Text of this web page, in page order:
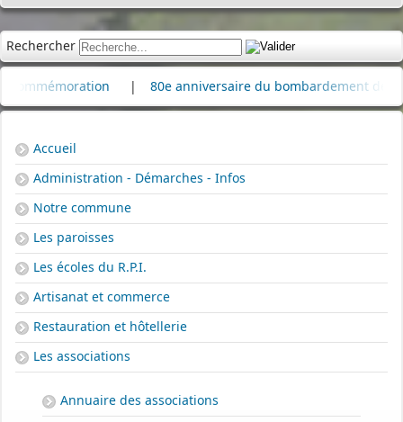
Rechercher
| 80e anniversaire du bombardement de la
Accueil
Administration - Démarches - Infos
Notre commune
Les paroisses
Les écoles du R.P.I.
Artisanat et commerce
Restauration et hôtellerie
Les associations
Annuaire des associations